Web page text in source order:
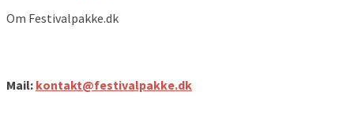
Om Festivalpakke.dk
Mail: kontakt@festivalpakke.dk